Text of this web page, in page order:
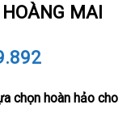
MAI
chọn hoàn hảo cho